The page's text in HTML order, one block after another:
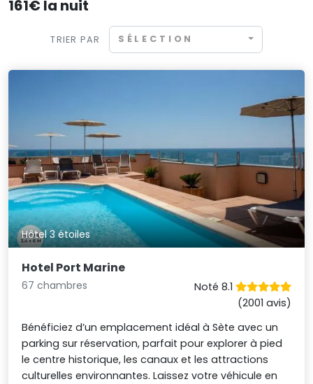
161€ la nuit
TRIER PAR SÉLECTION
Hôtel 3 étoiles
Hotel Port Marine
67 chambres
Noté 8.1
(2001 avis)
Bénéficiez d’un emplacement idéal à Sète avec un
parking sur réservation, parfait pour explorer à pied
le centre historique, les canaux et les attractions
culturelles environnantes. Laissez votre véhicule en